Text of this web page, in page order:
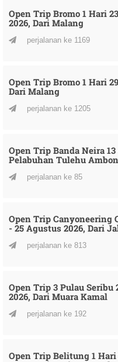
Open Trip Bromo 1 Hari
2026, Dari Malang
perjalanan ke 1169
Open Trip Bromo 1 Hari
Dari Malang
perjalanan ke 1205
Open Trip Banda Neira
Pelabuhan Tulehu Ambon
perjalanan ke 85
Open Trip Canyoneering
- 25 Agustus 2026, Dari
perjalanan ke 813
Open Trip 3 Pulau Seribu
2026, Dari Muara Kamal
perjalanan ke 192
Open Trip Belitung 1 Hari